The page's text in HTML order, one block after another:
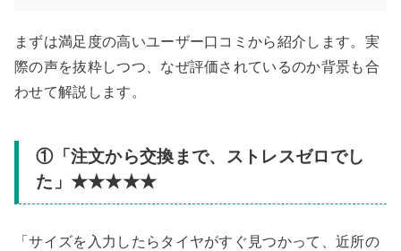
まずは満足度の高いユーザー口コミから紹介します。実
際の声を抜粋しつつ、なぜ評価されているのか背景も合
わせて解説します。
①「注文から交換まで、ストレスゼロでし
た」★★★★★
「サイズを入力したらタイヤがすぐ見つかって、近所の